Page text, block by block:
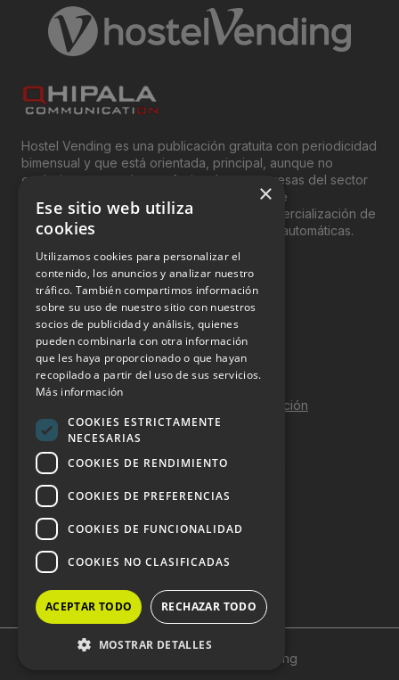
Hostel Vending es una publicación gratuita con periodicidad
bimensual y que está orientada, principal, aunque no
exclusivamente, a los profesionales y empresas del sector
del “Vending”; nombre con el que se conoce
genéricamente entre profesionales a la comercialización de
productos y servicios a través de máquinas automáticas.
INFORMACIÓN LEGAL
Aviso Legal
Política de Privacidad
Política de Cookies
Política de calidad y seguridad de la información
Contacto
DOSSIER Y CONTRATACIÓN
Dossier 2026 (ES)
Dossier 2026 (EN)
Copyright © 2024 HostelVending
×
Ese sitio web utiliza
cookies
Utilizamos cookies para personalizar el
contenido, los anuncios y analizar nuestro
tráfico. También compartimos información
sobre su uso de nuestro sitio con nuestros
socios de publicidad y análisis, quienes
pueden combinarla con otra información
que les haya proporcionado o que hayan
recopilado a partir del uso de sus servicios.
Más información
COOKIES ESTRICTAMENTE
NECESARIAS
COOKIES DE RENDIMIENTO
COOKIES DE PREFERENCIAS
COOKIES DE FUNCIONALIDAD
COOKIES NO CLASIFICADAS
ACEPTAR TODO RECHAZAR TODO
MOSTRAR DETALLES